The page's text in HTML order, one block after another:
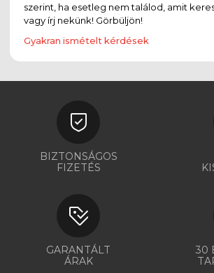
szerint, ha esetleg nem találod, amit
vagy írj nekünk! Görbüljön!
Gyakran ismételt kérdések
BIZTONSÁGOS
FIZETÉS
GARANTÁLT
ÁRAK
30